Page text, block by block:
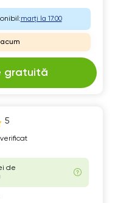
marți la 17:00
gratuită
5
de